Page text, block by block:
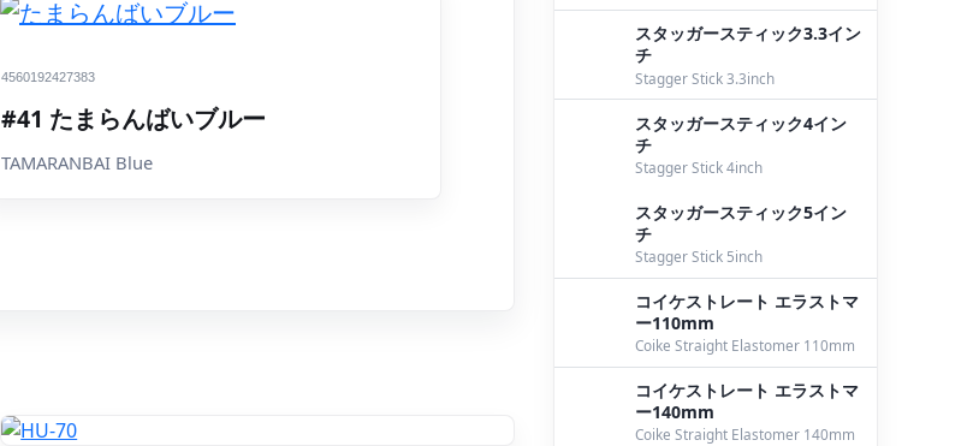
4560192427383
#41 たまらんばいブルー
TAMARANBAI Blue
スタッガースティック3.3イン
チ
Stagger Stick 3.3inch
スタッガースティック4イン
チ
Stagger Stick 4inch
スタッガースティック5イン
チ
Stagger Stick 5inch
コイケストレート エラストマ
ー110mm
Coike Straight Elastomer 110mm
コイケストレート エラストマ
ー140mm
Coike Straight Elastomer 140mm